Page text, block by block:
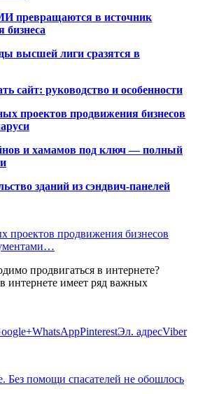
превращаются в источник
бизнеса
высшей лиги сразятся в
сайт: руководство и особенности
проектов продвижения бизнесов
и хамамов под ключ — полный
зданий из сэндвич-панелей
проектов продвижения бизнесов
продвигаться в интернете?
интернете имеет ряд важных
WhatsAppPinterestЭл. адресViber
Без помощи спасателей не обошлось